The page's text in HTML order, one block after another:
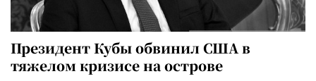
Президент Кубы обвинил США в
тяжелом кризисе на острове